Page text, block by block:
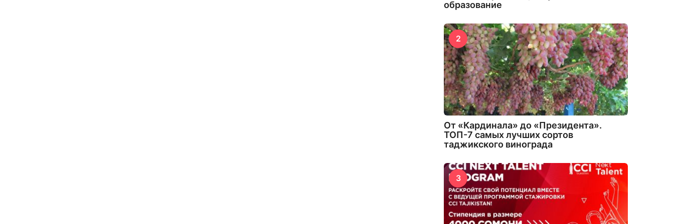
образование
2
От «Кардинала» до «Президента».
ТОП-7 самых лучших сортов
таджикского винограда
3